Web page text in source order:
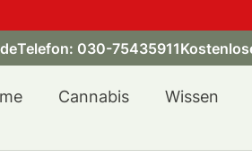
Telefon: 030-75435911
Cannabis Wissen